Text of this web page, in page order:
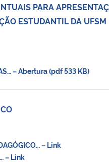
PARA
ESTUDANTIL DA UFSM
– Abertura (pdf 533 KB)
– Link
– Link